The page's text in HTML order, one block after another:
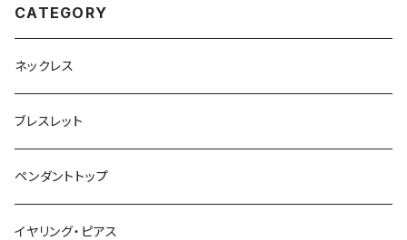
CATEGORY
ネックレス
ブレスレット
ペンダントトップ
イヤリング・ピアス